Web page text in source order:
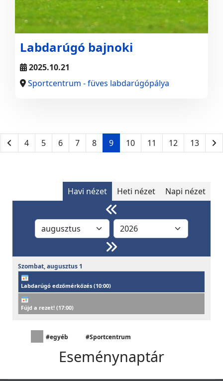
Labdarúgó bajnoki
2025.10.21
Sportcentrum - füves labdarúgópálya
4 5 6 7 8 9 10 11 12 13
Havi nézet Heti nézet Napi nézet
Szombat,augusztus 1
Labdarúgó edzőmérkőzés (10:00)
Fújd a rezet! (17:00)
#egyéb #Sportcentrum
Eseménynaptár